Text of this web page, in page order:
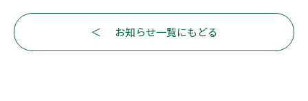
お知らせ一覧にもどる